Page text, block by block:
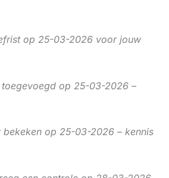
op 25-03-2026 voor jouw
op 25-03-2026 –
op 25-03-2026 – kennis